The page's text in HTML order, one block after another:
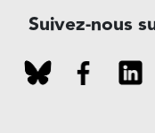
Suivez-nous